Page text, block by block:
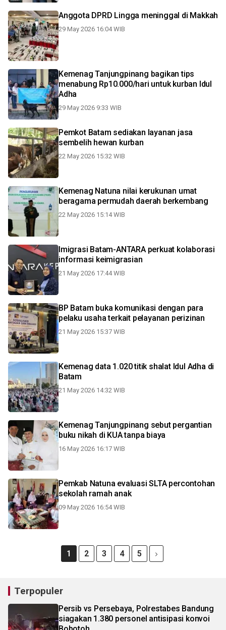
Anggota DPRD Lingga meninggal di Makkah
29 May 2026 16:04 WIB
Kemenag Tanjungpinang bagikan tips
menabung Rp10.000/hari untuk kurban Idul
Adha
29 May 2026 9:33 WIB
Pemkot Batam sediakan layanan jasa
sembelih hewan kurban
22 May 2026 15:32 WIB
Kemenag Natuna nilai kerukunan umat
beragama permudah daerah berkembang
22 May 2026 15:14 WIB
Imigrasi Batam-ANTARA perkuat kolaborasi
informasi keimigrasian
21 May 2026 17:44 WIB
BP Batam buka komunikasi dengan para
pelaku usaha terkait pelayanan perizinan
21 May 2026 15:37 WIB
Kemenag data 1.020 titik shalat Idul Adha di
Batam
21 May 2026 14:32 WIB
Kemenag Tanjungpinang sebut pergantian
buku nikah di KUA tanpa biaya
16 May 2026 16:17 WIB
Pemkab Natuna evaluasi SLTA percontohan
sekolah ramah anak
09 May 2026 16:54 WIB
1 2 3 4 5
Terpopuler
Persib vs Persebaya, Polrestabes Bandung
siagakan 1.380 personel antisipasi konvoi